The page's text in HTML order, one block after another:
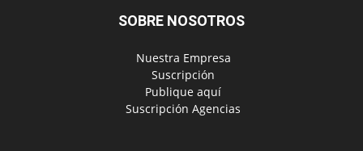
SOBRE NOSOTROS
‎ Nuestra Empresa
‎ Suscripción
‎ Publique aquí
‎ Suscripción Agencias